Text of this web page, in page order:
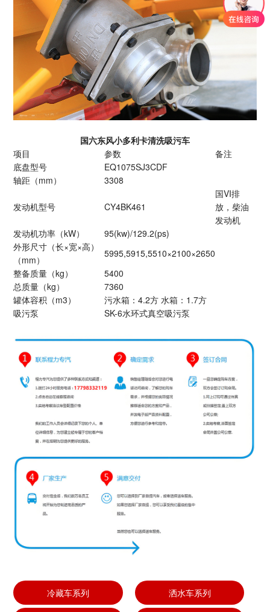
国六东风小多利卡清洗吸污车
项目
参数
备注
底盘型号
EQ1075SJ3CDF
轴距（mm）
3308
发动机型号 CY4BK461
国VI排
放，柴油
发动机
发动机功率（kW）
95(kw)/129.2(ps)
外形尺寸（长×宽×高）
（mm）
5995,5915,5510×2100×2650
整备质量（kg）
5400
总质量（kg）
7360
罐体容积（m3）
污水箱：4.2方 水箱：1.7方
吸污泵
SK-6水环式真空吸污泵
冷藏车系列 洒水车系列